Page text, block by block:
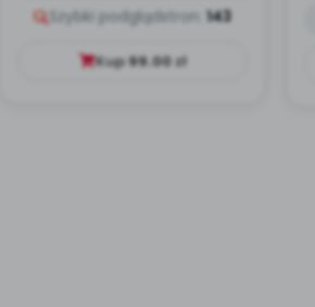
Szybki podgląd stron: 143
Kup99.00zł